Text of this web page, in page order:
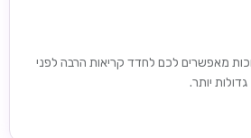
מאפשרים לכם לחדד קריאות הרבה לפני
יותר.